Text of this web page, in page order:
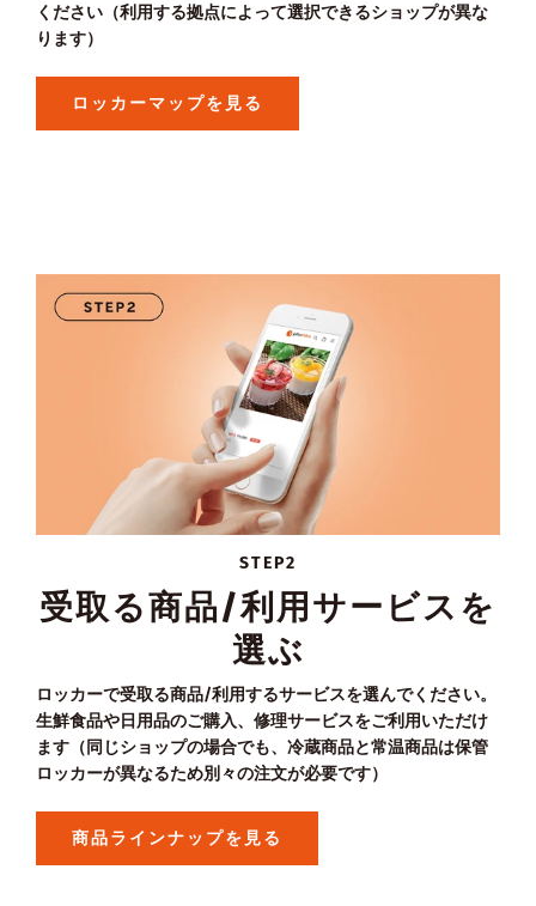
ください（利用する拠点によって選択できるショップが異な
ります）
ロッカーマップを見る
STEP2
受取る商品/利用サービスを
選ぶ
ロッカーで受取る商品/利用するサービスを選んでください。
生鮮食品や日用品のご購入、修理サービスをご利用いただけ
ます（同じショップの場合でも、冷蔵商品と常温商品は保管
ロッカーが異なるため別々の注文が必要です）
商品ラインナップを見る